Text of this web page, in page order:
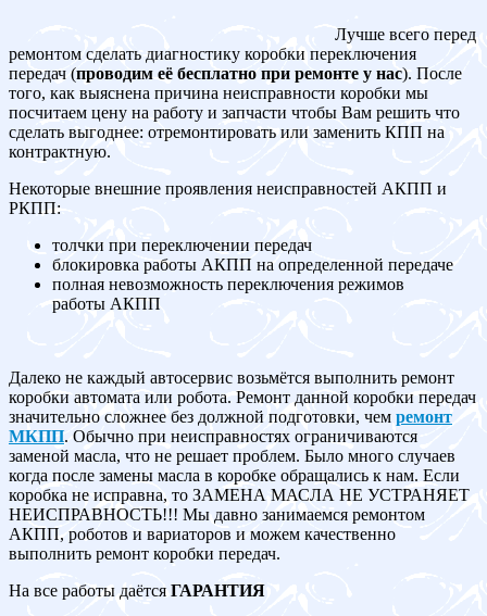
Лучше всего перед
ремонтом сделать диагностику коробки переключения
передач (проводим её бесплатно при ремонте у нас). После
того, как выяснена причина неисправности коробки мы
посчитаем цену на работу и запчасти чтобы Вам решить что
сделать выгоднее: отремонтировать или заменить КПП на
контрактную.
Некоторые внешние проявления неисправностей АКПП и
РКПП:
толчки при переключении передач
блокировка работы АКПП на определенной передаче
полная невозможность переключения режимов
работы АКПП
Далеко не каждый автосервис возьмётся выполнить ремонт
коробки автомата или робота. Ремонт данной коробки передач
значительно сложнее без должной подготовки, чем ремонт
МКПП. Обычно при неисправностях ограничиваются
заменой масла, что не решает проблем. Было много случаев
когда после замены масла в коробке обращались к нам. Если
коробка не исправна, то ЗАМЕНА МАСЛА НЕ УСТРАНЯЕТ
НЕИСПРАВНОСТЬ!!! Мы давно занимаемся ремонтом
АКПП, роботов и вариаторов и можем качественно
выполнить ремонт коробки передач.
На все работы даётсяГАРАНТИЯ